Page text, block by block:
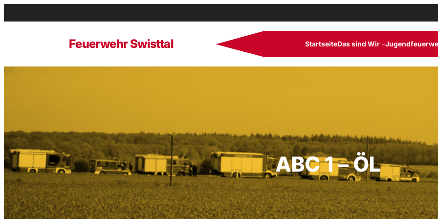
Inhalt
Feuerwehr Swisttal StartseiteDas sind Wir
ABC 1 – ÖL